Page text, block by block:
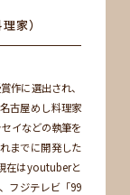
家）
作に選出され、
古屋めし料理家
イなどの執筆を
までに開発した
在はyoutuberと
フジテレビ「99